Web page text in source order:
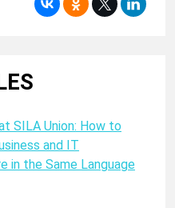
SILA Union: How to
and IT
in the Same Language